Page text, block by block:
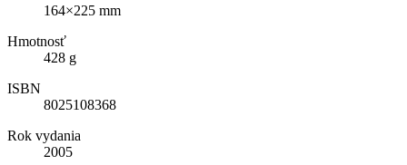
164×225 mm
Hmotnosť
428 g
ISBN
8025108368
Rok vydania
2005